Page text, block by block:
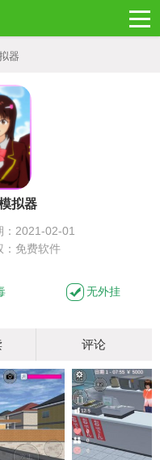
器
拟器
：2021-02-01
：免费软件
无外挂
评论